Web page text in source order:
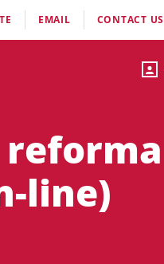
EMAIL CONTACT US
reforma
line)